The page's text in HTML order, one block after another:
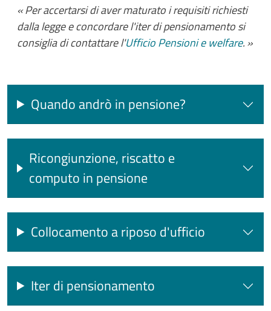
Per accertarsi di aver maturato i requisiti richiesti
dalla legge e concordare l'iter di pensionamento si
consiglia di contattare l'Ufficio Pensioni e welfare.
Quando andrò in pensione?
Ricongiunzione, riscatto e
computo in pensione
Collocamento a riposo d'ufficio
Iter di pensionamento